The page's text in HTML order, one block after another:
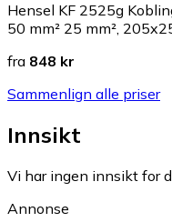
Hensel KF 2525g
50 mm² 25 mm²,
fra 848 kr
Sammenlign alle priser
Innsikt
Vi har ingen innsikt for
Annonse